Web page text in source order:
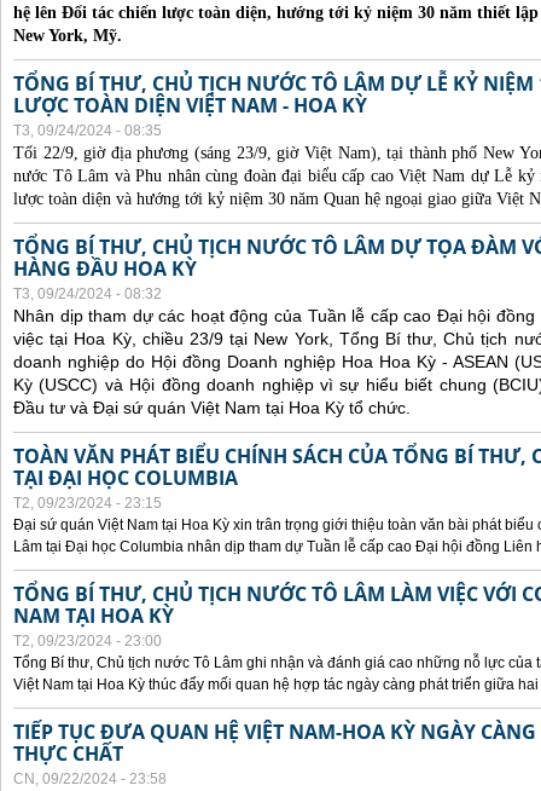
hệ lên Đối tác chiến lược toàn diện, hướng tới kỷ niệm 30 năm thiết
New York, Mỹ.
TỔNG BÍ THƯ, CHỦ TỊCH NƯỚC TÔ LÂM DỰ LỄ KỶ
LƯỢC TOÀN DIỆN VIỆT NAM - HOA KỲ
T3, 09/24/2024 - 08:35
Tối 22/9, giờ địa phương (sáng 23/9, giờ Việt Nam), tại thành phố New
nước Tô Lâm và Phu nhân cùng đoàn đại biểu cấp cao Việt Nam dự Lễ
lược toàn diện và hướng tới kỷ niệm 30 năm Quan hệ ngoại giao giữa Việt
TỔNG BÍ THƯ, CHỦ TỊCH NƯỚC TÔ LÂM DỰ TỌA ĐÀM
HÀNG ĐẦU HOA KỲ
T3, 09/24/2024 - 08:32
Nhân dịp tham dự các hoạt động của Tuần lễ cấp cao Đại hội
việc tại Hoa Kỳ, chiều 23/9 tại New York, Tổng Bí thư, Chủ tịch
doanh nghiệp do Hội đồng Doanh nghiệp Hoa Hoa Kỳ - ASEAN
Kỳ (USCC) và Hội đồng doanh nghiệp vì sự hiểu biết chung
Đầu tư và Đại sứ quán Việt Nam tại Hoa Kỳ tổ chức.
TOÀN VĂN PHÁT BIỂU CHÍNH SÁCH CỦA TỔNG BÍ THƯ,
TẠI ĐẠI HỌC COLUMBIA
T2, 09/23/2024 - 23:15
Đại sứ quán Việt Nam tại Hoa Kỳ xin trân trọng giới thiệu toàn văn bài phát biểu
Lâm tại Đại học Columbia nhân dịp tham dự Tuần lễ cấp cao Đại hội đồng Liên
TỔNG BÍ THƯ, CHỦ TỊCH NƯỚC TÔ LÂM LÀM VIỆC VỚI
NAM TẠI HOA KỲ
T2, 09/23/2024 - 23:00
Tổng Bí thư, Chủ tịch nước Tô Lâm ghi nhận và đánh giá cao những nỗ lực của
Việt Nam tại Hoa Kỳ thúc đẩy mối quan hệ hợp tác ngày càng phát triển giữa
TIẾP TỤC ĐƯA QUAN HỆ VIỆT NAM-HOA KỲ NGÀY
THỰC CHẤT
CN, 09/22/2024 - 23:58